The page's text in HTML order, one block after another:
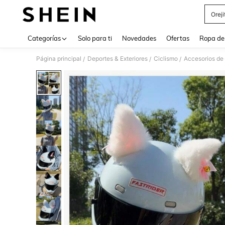
Categorías Solo para ti Novedades Ofertas Ropa
Página principal / Deportes & Exteriores / Ciclismo / Accesorios